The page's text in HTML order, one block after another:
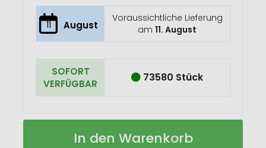
11 August
Voraussichtliche Lieferung
am11. August
SOFORT
VERFÜGBAR
73580 Stück
Baumwolltasche
Auf
In den Warenkorb